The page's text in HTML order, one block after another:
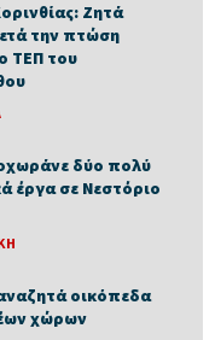
Ζητά
την πτώση
ΤΕΠ του
δύο πολύ
έργα σε Νεστόριο
οικόπεδα
χώρων